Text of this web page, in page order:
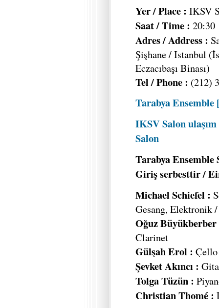
Yer / Place : IKSV
Saat / Time : 20:30
Adres / Address :
Şişhane / Istanbul
Eczacıbaşı Binası)
Tel / Phone : (212)
Tarabya Ensemble
IKSV Salon
Salon
Tarabya
Giriş serbesttir /
Michael Schiefel :
Gesang, Elektronik
Oğuz
Clarinet
Gülşah Erol :
Şevket Akıncı :
Tolga Tüzün :
Christian Thomé :